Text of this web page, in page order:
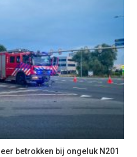
betrokken bij ongeluk N201